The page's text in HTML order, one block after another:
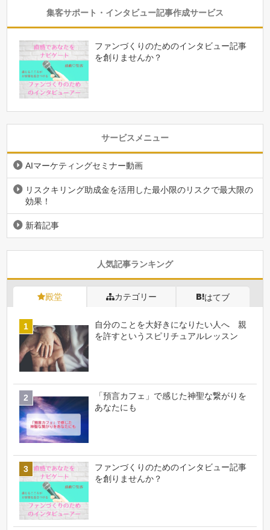
集客サポート・インタビュー記事作成サービス
ファンづくりのためのインタビュー記事
を創りませんか？
サービスメニュー
AIマーケティングセミナー動画
リスクキリング助成金を活用した最小限のリスクで最大限の
効果！
新着記事
人気記事ランキング
殿堂 カテゴリー はてブ
自分のことを大好きになりたい人へ 親
を許すというスピリチュアルレッスン
「預言カフェ」で感じた神聖な繋がりを
あなたにも
ファンづくりのためのインタビュー記事
を創りませんか？